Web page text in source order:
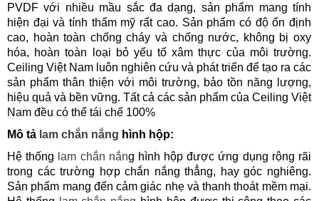
PVDF với nhiều mầu sắc đa dạng, sản phẩm mang tính
hiện đại và tính thẩm mỹ rất cao. Sản phẩm có độ ổn định
cao, hoàn toàn chống cháy và chống nước, không bị oxy
hóa, hoàn toàn loại bỏ yếu tố xâm thực của môi trường.
Ceiling Việt Nam luôn nghiên cứu và phát triển để tạo ra các
sản phẩm thân thiện với môi trường, bảo tồn năng lượng,
hiệu quả và bền vững. Tất cả các sản phẩm của Ceiling Việt
Nam đều có thể tái chế 100%
Mô tả lam chắn nắng hình hộp:
Hệ thống lam chắn nắng hình hộp được ứng dụng rộng rãi
trong các trường hợp chắn nắng thẳng, hay góc nghiêng.
Sản phẩm mang đến cảm giác nhẹ và thanh thoát mềm mại.